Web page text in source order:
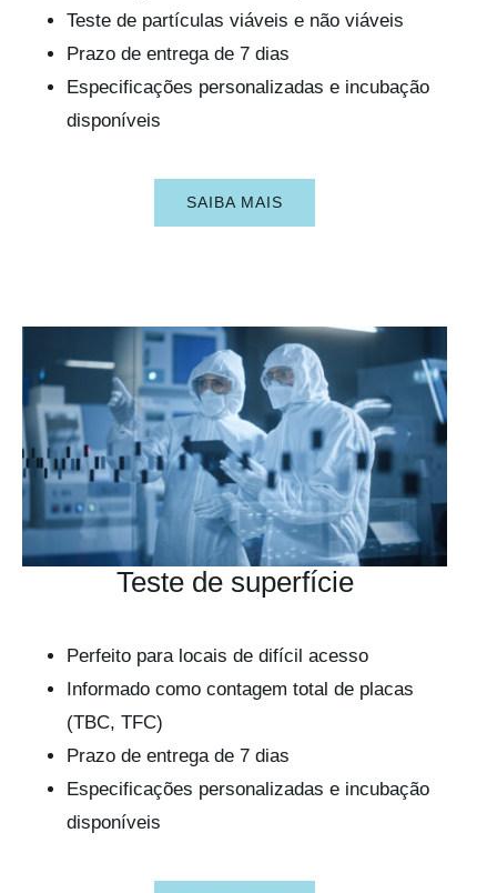
Teste de partículas viáveis e não viáveis
Prazo de entrega de 7 dias
Especificações personalizadas e incubação
disponíveis
SAIBA MAIS
Teste de superfície
Perfeito para locais de difícil acesso
Informado como contagem total de placas
(TBC, TFC)
Prazo de entrega de 7 dias
Especificações personalizadas e incubação
disponíveis